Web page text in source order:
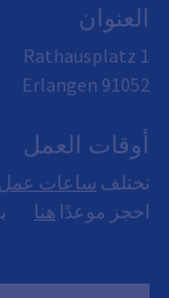
العنوان
Rathausplatz 1
91052
Erlangen
أوقات العمل
تختلف ساعات عمل
احجز موعدًا هنا